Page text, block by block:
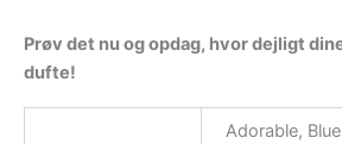
Prøv det nu og opdag, hvor dejligt
dufte!
Adorable,